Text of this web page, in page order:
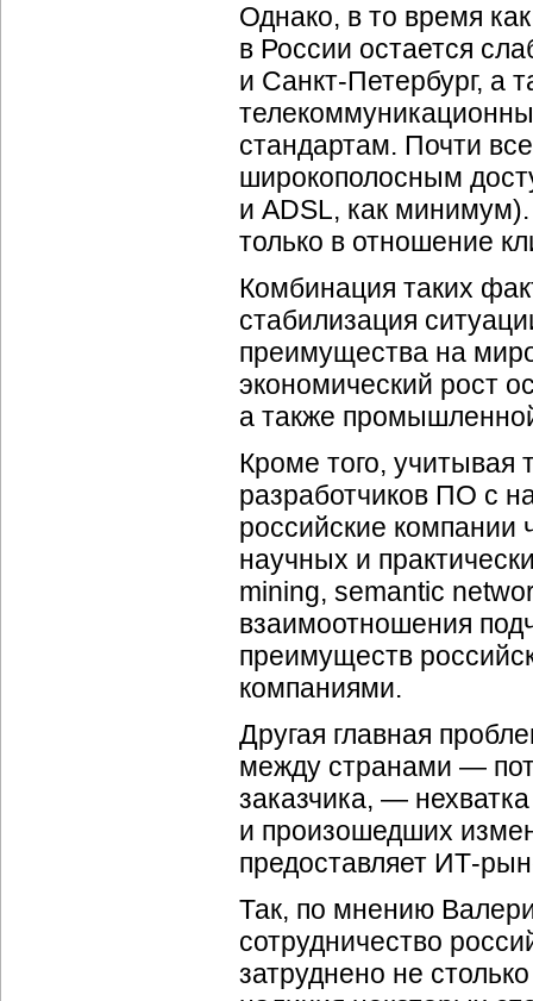
Однако, в то время
в России остается
и Санкт-Петербург, а
стандартам. Почти
широкополосным
и ADSL, как
только в отношение
Комбинация таких
стабилизация
преимущества на
экономический рост
а также
Кроме того, учитывая
разработчиков ПО с
российские компании
научных и
mining, semantic
взаимоотношения
преимуществ
компаниями.
Другая главная
между странами —
заказчика, —
и произошедших
предоставляет ИТ-
Так, по мнению
сотрудничество
затруднено не